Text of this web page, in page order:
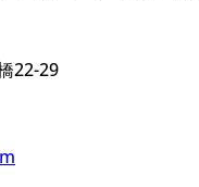
22-29